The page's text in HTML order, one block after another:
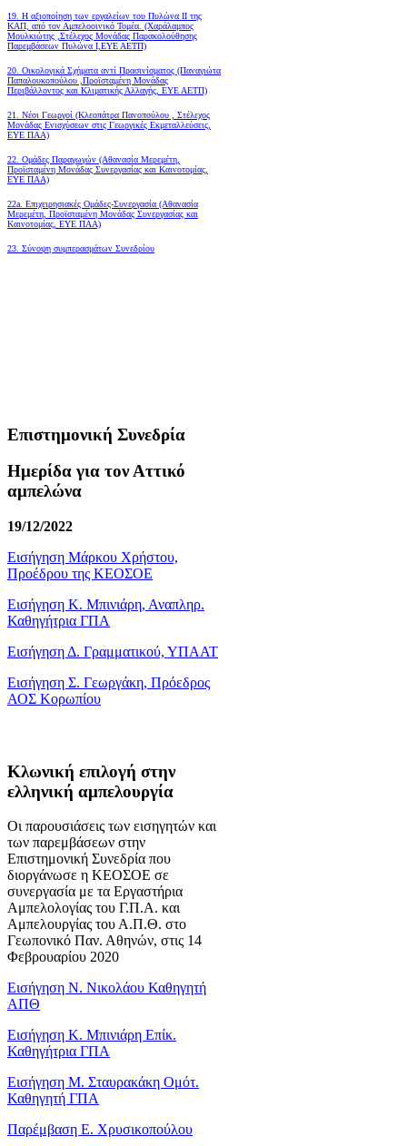
19. Η αξιοποίηση των εργαλείων του Πυλώνα ΙΙ της
ΚΑΠ, από τον Αμπελοοινικό Τομέα. (Χαράλαμπος
Μουλκιώτης ,Στέλεχος Μονάδας Παρακολούθησης
Παρεμβάσεων Πυλώνα Ι,ΕΥΕ ΑΕΤΠ)
20. Οικολογικά Σχήματα αντί Πρασινίσματος (Παναγιώτα
Παπαλουκοπούλου ,Προϊσταμένη Μονάδας
Περιβάλλοντος και Κλιματικής Αλλαγής, ΕΥΕ ΑΕΤΠ)
21. Νέοι Γεωργοί (Κλεοπάτρα Πανοπούλου , Στέλεχος
Μονάδας Ενισχύσεων στις Γεωργικές Εκμεταλλεύσεις,
ΕΥΕ ΠΑΑ)
22. Ομάδες Παραγωγών (Αθανασία Μερεμέτη,
Προϊσταμένη Μονάδας Συνεργασίας και Καινοτομίας,
ΕΥΕ ΠΑΑ)
22a. Επιχειρησιακές Ομάδες-Συνεργασία (Αθανασία
Μερεμέτη, Προϊσταμένη Μονάδας Συνεργασίας και
Καινοτομίας, ΕΥΕ ΠΑΑ)
23. Σύνοψη συμπερασμάτων Συνεδρίου
Επιστημονική Συνεδρία
Ημερίδα για τον Αττικό
αμπελώνα
19/12/2022
Εισήγηση Μάρκου Χρήστου,
Προέδρου της ΚΕΟΣΟΕ
Εισήγηση Κ. Μπινιάρη, Αναπληρ.
Καθηγήτρια ΓΠΑ
Εισήγηση Δ. Γραμματικού, ΥΠΑΑΤ
Εισήγηση Σ. Γεωργάκη, Πρόεδρος
ΑΟΣ Κορωπίου
Κλωνική επιλογή στην
ελληνική αμπελουργία
Οι παρουσιάσεις των εισηγητών και
των παρεμβάσεων στην
Επιστημονική Συνεδρία που
διοργάνωσε η ΚΕΟΣΟΕ σε
συνεργασία με τα Εργαστήρια
Αμπελολογίας του Γ.Π.Α. και
Αμπελουργίας του Α.Π.Θ. στο
Γεωπονικό Παν. Αθηνών, στις 14
Φεβρουαρίου 2020
Εισήγηση Ν. Νικολάου Καθηγητή
ΑΠΘ
Εισήγηση Κ. Μπινιάρη Επίκ.
Καθηγήτρια ΓΠΑ
Εισήγηση Μ. Σταυρακάκη Ομότ.
Καθηγητή ΓΠΑ
Παρέμβαση Ε. Χρυσικοπούλου